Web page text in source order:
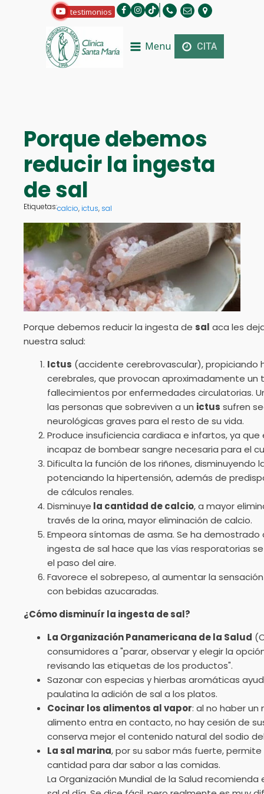
testimonios
Menu CITA
Porque debemos
reducir la ingesta
de sal
Etiquetas:calcio, ictus, sal
Porque debemos reducir la ingesta de sal aca les
nuestra salud:
Ictus (accidente cerebrovascular), propiciando
cerebrales, que provocan aproximadamente un
fallecimientos por enfermedades circulatorias.
las personas que sobreviven a un ictus sufren
neurológicas graves para el resto de su vida.
Produce insuficiencia cardiaca e infartos, ya que
incapaz de bombear sangre necesaria para el
Dificulta la función de los riñones, disminuyendo
potenciando la hipertensión, además de
de cálculos renales.
Disminuye la cantidad de calcio, a mayor
través de la orina, mayor eliminación de calcio.
Empeora síntomas de asma. Se ha demostrado
ingesta de sal hace que las vías resporatorias
el paso del aire.
Favorece el sobrepeso, al aumentar la
con bebidas azucaradas.
¿Cómo disminuír la ingesta de sal?
La Organización Panamericana de la Salud
consumidores a "parar, observar y elegir la
revisando las etiquetas de los productos".
Sazonar con especias y hierbas aromáticas
paulatina la adición de sal a los platos.
Cocinar los alimentos al vapor: al no haber un
alimento entra en contacto, no hay cesión de
conserva mejor el contenido natural del sodio
La sal marina, por su sabor más fuerte,
cantidad para dar sabor a las comidas.
La Organización Mundial de la Salud